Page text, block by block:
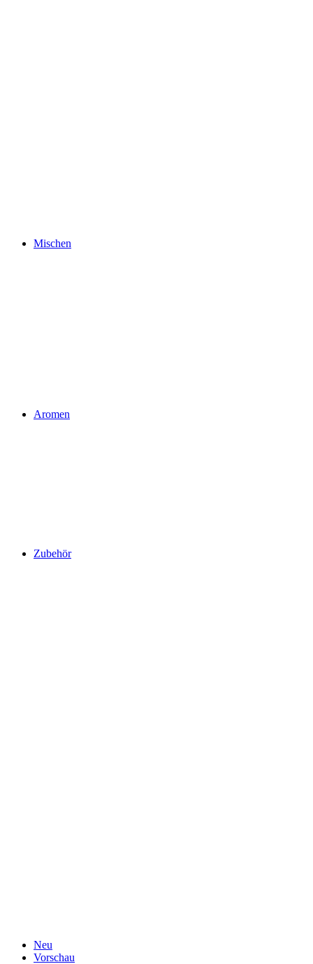
Mischen
Aromen
Zubehör
Neu
Vorschau